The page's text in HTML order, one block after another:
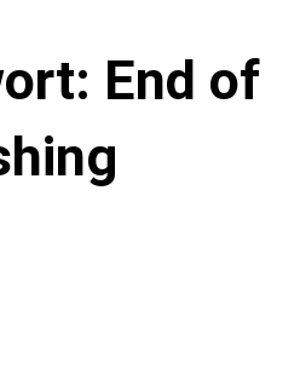
End of